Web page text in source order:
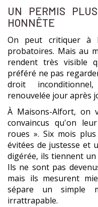
UN PERMIS
HONNÊTE
On peut critiquer à
probatoires. Mais au
rendent très visible
préféré ne pas
droit
renouvelée jour après
À Maisons-Alfort, on
convaincus qu'on
roues ». Six mois
évitées de justesse et
digérée, ils tiennent
Ils ne sont pas
mais ils mesurent
sépare un simple
irrattrapable.